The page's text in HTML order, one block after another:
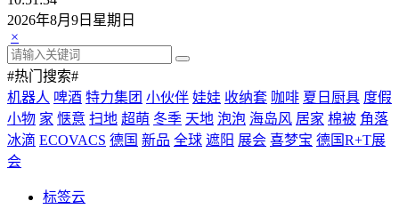
2026年8月9日星期日
×
#热门搜索#
机器人 啤酒 特力集团 小伙伴 娃娃 收纳套 咖啡 夏日厨具 度假
小物 家 惬意 扫地 超萌 冬季 天地 泡泡 海岛风 居家 棉被 角落
冰滴 ECOVACS 德国 新品 全球 遮阳 展会 喜梦宝 德国R+T展
会
标签云